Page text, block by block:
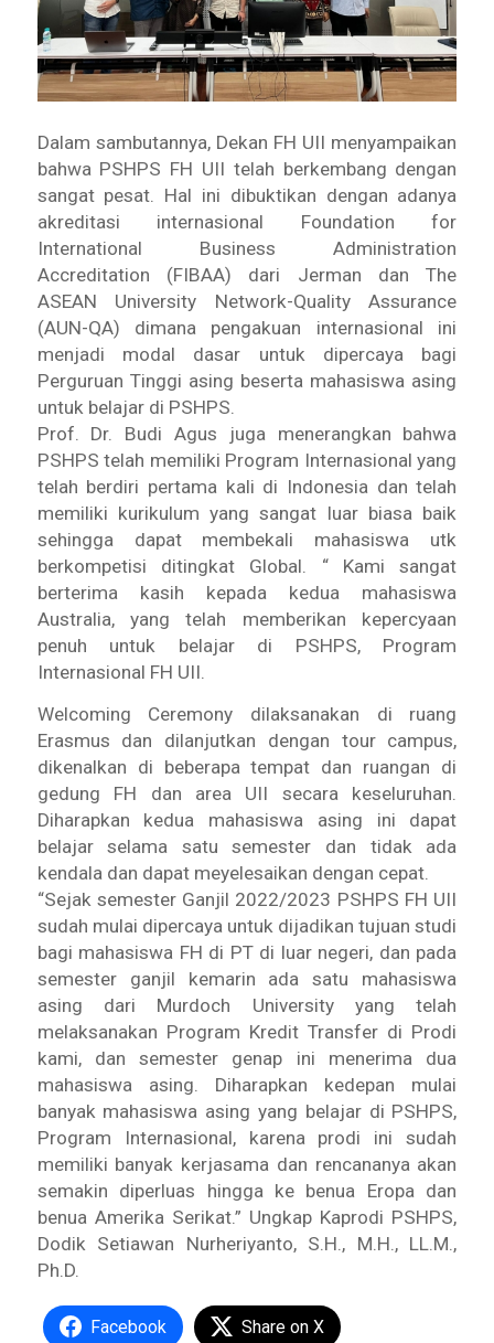
Dalam sambutannya, Dekan FH UII menyampaikan
bahwa PSHPS FH UII telah berkembang dengan
sangat pesat. Hal ini dibuktikan dengan adanya
akreditasi internasional Foundation for
International Business Administration
Accreditation (FIBAA) dari Jerman dan The
ASEAN University Network-Quality Assurance
(AUN-QA) dimana pengakuan internasional ini
menjadi modal dasar untuk dipercaya bagi
Perguruan Tinggi asing beserta mahasiswa asing
untuk belajar di PSHPS.
Prof. Dr. Budi Agus juga menerangkan bahwa
PSHPS telah memiliki Program Internasional yang
telah berdiri pertama kali di Indonesia dan telah
memiliki kurikulum yang sangat luar biasa baik
sehingga dapat membekali mahasiswa utk
berkompetisi ditingkat Global. “ Kami sangat
berterima kasih kepada kedua mahasiswa
Australia, yang telah memberikan kepercyaan
penuh untuk belajar di PSHPS, Program
Internasional FH UII.
Welcoming Ceremony dilaksanakan di ruang
Erasmus dan dilanjutkan dengan tour campus,
dikenalkan di beberapa tempat dan ruangan di
gedung FH dan area UII secara keseluruhan.
Diharapkan kedua mahasiswa asing ini dapat
belajar selama satu semester dan tidak ada
kendala dan dapat meyelesaikan dengan cepat.
“Sejak semester Ganjil 2022/2023 PSHPS FH UII
sudah mulai dipercaya untuk dijadikan tujuan studi
bagi mahasiswa FH di PT di luar negeri, dan pada
semester ganjil kemarin ada satu mahasiswa
asing dari Murdoch University yang telah
melaksanakan Program Kredit Transfer di Prodi
kami, dan semester genap ini menerima dua
mahasiswa asing. Diharapkan kedepan mulai
banyak mahasiswa asing yang belajar di PSHPS,
Program Internasional, karena prodi ini sudah
memiliki banyak kerjasama dan rencananya akan
semakin diperluas hingga ke benua Eropa dan
benua Amerika Serikat.” Ungkap Kaprodi PSHPS,
Dodik Setiawan Nurheriyanto, S.H., M.H., LL.M.,
Ph.D.
Facebook Share on X